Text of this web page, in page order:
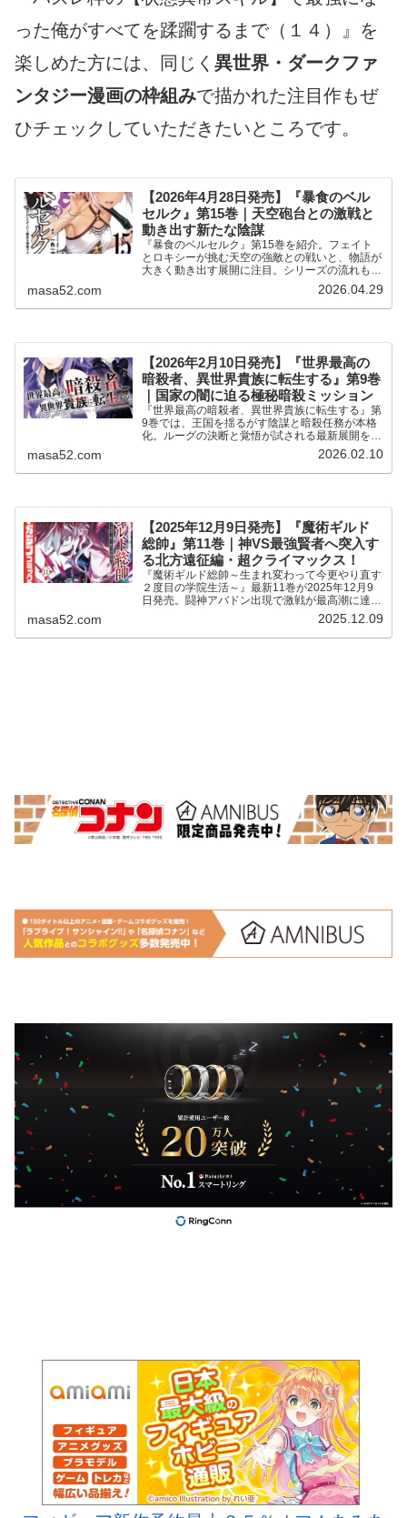
った俺がすべてを蹂躙するまで（１４）』を
楽しめた方には、同じく 異世界・ダークファ
ンタジー漫画の枠組みで描かれた注目作もぜ
ひチェックしていただきたいところです。
【2026年4月28日発売】『暴食のベル
セルク』第15巻｜天空砲台との激戦と
動き出す新たな陰謀
『暴食のベルセルク』第15巻を紹介。フェイト
とロキシーが挑む天空の強敵との戦いと、物語が
大きく動き出す展開に注目。シリーズの流れも分
masa52.com 2026.04.29
【2026年2月10日発売】『世界最高の
暗殺者、異世界貴族に転生する』第9巻
｜国家の闇に迫る極秘暗殺ミッション
『世界最高の暗殺者、異世界貴族に転生する』第
9巻では、王国を揺るがす陰謀と暗殺任務が本格
化。ルーグの決断と覚悟が試される最新展開を紹
masa52.com 2026.02.10
【2025年12月9日発売】『魔術ギルド
総帥』第11巻｜神VS最強賢者へ突入す
る北方遠征編・超クライマックス！
『魔術ギルド総帥～生まれ変わって今更やり直す
２度目の学院生活～』最新11巻が2025年12月9
日発売。闘神アバドン出現で激戦が最高潮に達す
る北方遠征編のクライマックスの最新刊。
masa52.com 2025.12.09